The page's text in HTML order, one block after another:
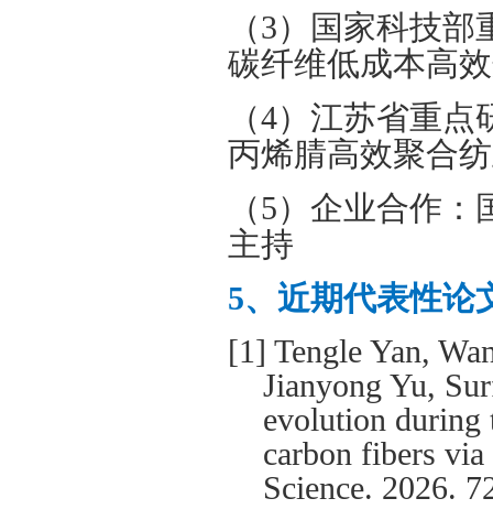
（3）国家科技部
碳纤维低成本高
（4）江苏省重点
丙烯腈高效聚合
（5）企业合作：
主持
5、近期代表性论
[1] Tengle Yan,
Jianyong Yu,
evolution during
carbon fibers
Science. 2026.